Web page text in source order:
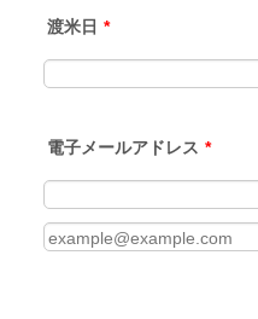
渡米日 *
電子メールアドレス *
確認メール